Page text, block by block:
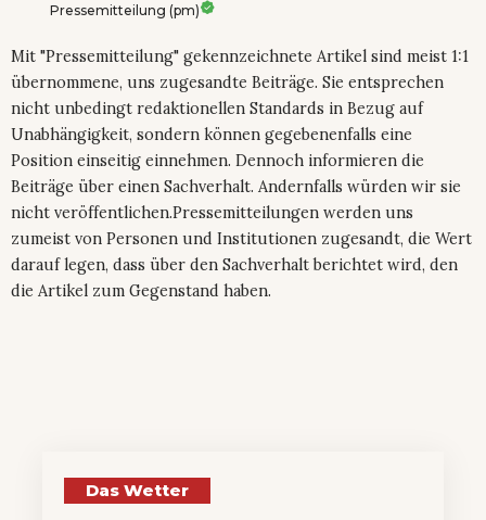
Pressemitteilung (pm)
Mit "Pressemitteilung" gekennzeichnete Artikel sind meist 1:1
übernommene, uns zugesandte Beiträge. Sie entsprechen
nicht unbedingt redaktionellen Standards in Bezug auf
Unabhängigkeit, sondern können gegebenenfalls eine
Position einseitig einnehmen. Dennoch informieren die
Beiträge über einen Sachverhalt. Andernfalls würden wir sie
nicht veröffentlichen.Pressemitteilungen werden uns
zumeist von Personen und Institutionen zugesandt, die Wert
darauf legen, dass über den Sachverhalt berichtet wird, den
die Artikel zum Gegenstand haben.
Das Wetter